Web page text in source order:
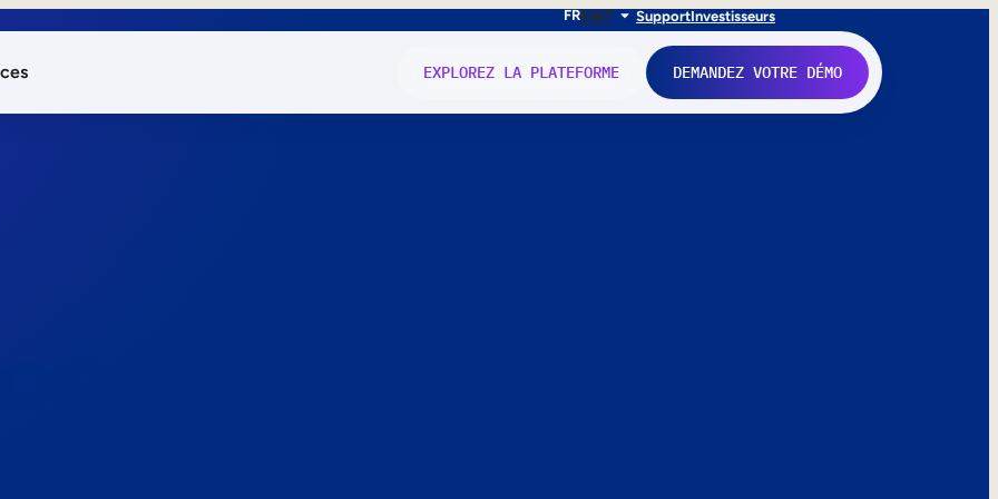
FRENIT SupportInvestisseurs
EXPLOREZ LA PLATEFORME DEMANDEZ VOTRE DÉMO